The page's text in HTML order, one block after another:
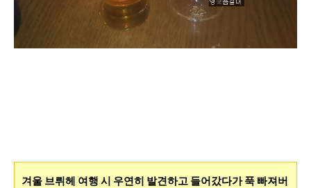
겨울 브뤼헤 여행 시 우연히 발견하고 들어갔다가 푹 빠져버